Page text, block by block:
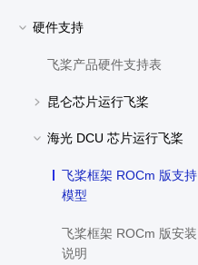
硬件支持
飞桨产品硬件支持表
昆仑芯片运行飞桨
海光 DCU 芯片运行飞桨
飞桨框架 ROCm 版支持
模型
飞桨框架 ROCm 版安装
说明